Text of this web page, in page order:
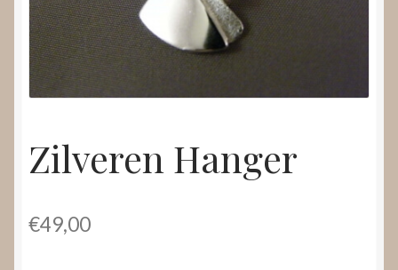
Video’s
Submenu
Zilveren Hanger
€49,00